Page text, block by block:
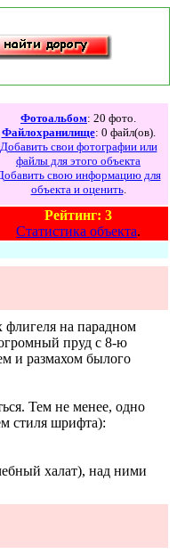
Фотоальбом: 20 фото.
Файлохранилище: 0 файл(ов).
Добавить свои фотографии или
файлы для этого объекта
свою информацию для
объекта и оценить.
Рейтинг: 3
Статистика объекта.
на парадном
пруд с 8-ю
и размахом былого
Тем не менее, одно
стиля шрифта):
халат), над ними